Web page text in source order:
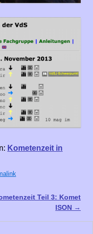
Kometenzeit in
Teil 3: Komet
ISON →